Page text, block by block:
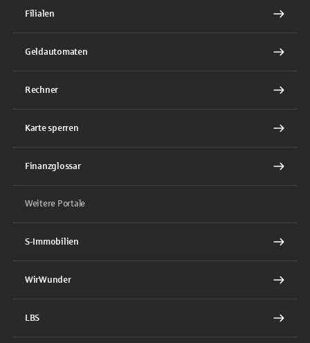
Filialen
Geldautomaten
Rechner
Karte sperren
Finanzglossar
Weitere Portale
S-Immobilien
WirWunder
LBS